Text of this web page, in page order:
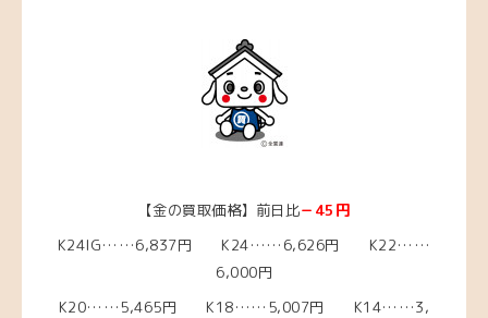
【金の買取価格】前日比－45円
K24IG……6,837円 K24……6,626円 K22……
6,000円
K20……5,465円 K18……5,007円 K14……3,